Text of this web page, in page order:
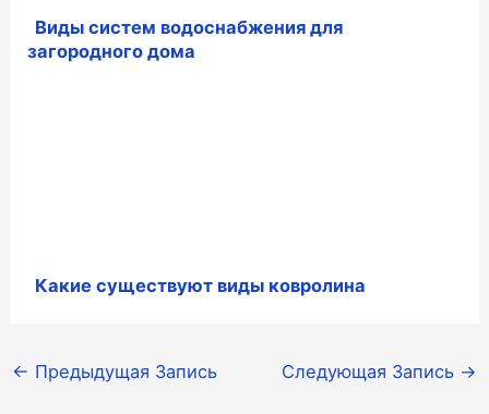
Виды систем водоснабжения для
загородного дома
Какие существуют виды ковролина
← Предыдущая Запись Следующая Запись →